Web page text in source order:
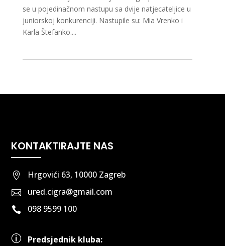
se u pojedinačnom nastupu sa dvije natjecateljice u
juniorskoj konkurenciji. Nastupile su: Mia Vrenko i
Karla Štefanko....
KONTAKTIRAJTE NAS
 Hrgovići 63, 10000 Zagreb
 ured.cigra@gmail.com
 098 9599 100
p
Predsjednik kluba: